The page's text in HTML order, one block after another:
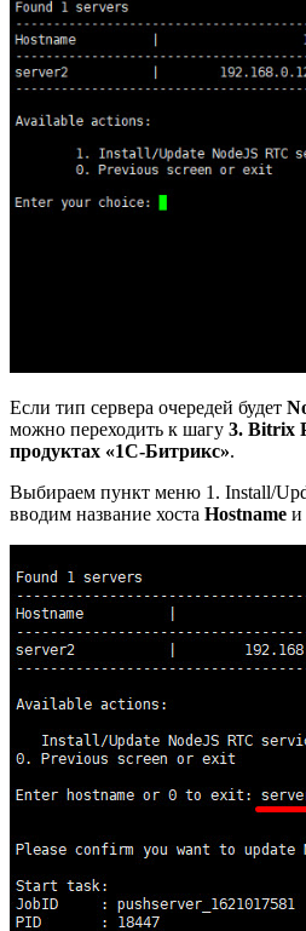
Если тип сервера очередей будет
можно переходить к шагу 3. Bitrix
продуктах «1С-Битрикс».
Выбираем пункт меню 1. Install/
вводим название хоста Hostname и